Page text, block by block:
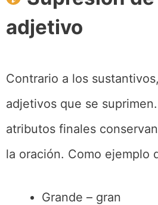
adjetivo
Contrario a los
adjetivos que se
atributos finales
la oración. Como ejemplo
Grande – gran